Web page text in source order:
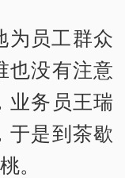
为员工群众
也没有注意
业务员王瑞
于是到茶歇
。